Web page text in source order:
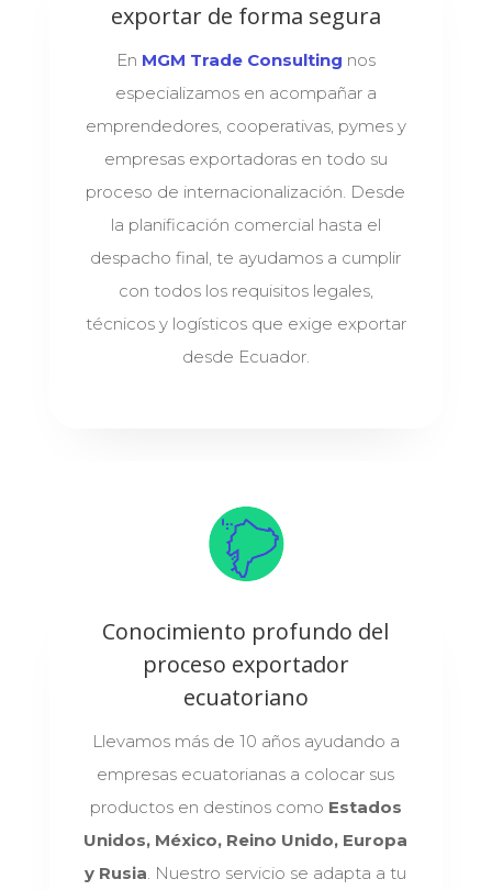
exportar de forma segura
En MGM Trade Consulting nos
especializamos en acompañar a
emprendedores, cooperativas, pymes y
empresas exportadoras en todo su
proceso de internacionalización. Desde
la planificación comercial hasta el
despacho final, te ayudamos a cumplir
con todos los requisitos legales,
técnicos y logísticos que exige exportar
desde Ecuador.
Conocimiento profundo del
proceso exportador
ecuatoriano
Llevamos más de 10 años ayudando a
empresas ecuatorianas a colocar sus
productos en destinos como Estados
Unidos, México, Reino Unido, Europa
y Rusia. Nuestro servicio se adapta a tu